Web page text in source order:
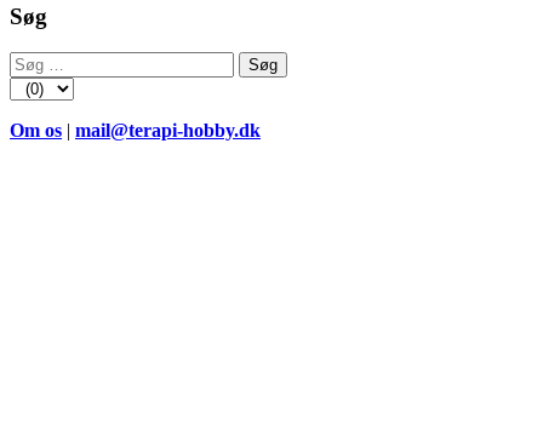
Søg
Søg
efter:
Om os | mail@terapi-hobby.dk